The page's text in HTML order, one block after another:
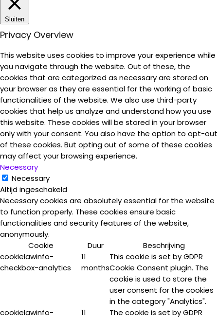
Sluiten
Privacy Overview
This website uses cookies to improve your experience while
you navigate through the website. Out of these, the
cookies that are categorized as necessary are stored on
your browser as they are essential for the working of basic
functionalities of the website. We also use third-party
cookies that help us analyze and understand how you use
this website. These cookies will be stored in your browser
only with your consent. You also have the option to opt-out
of these cookies. But opting out of some of these cookies
may affect your browsing experience.
Necessary
Necessary
Altijd ingeschakeld
Necessary cookies are absolutely essential for the website
to function properly. These cookies ensure basic
functionalities and security features of the website,
anonymously.
Cookie
Duur
Beschrijving
cookielawinfo-
checkbox-analytics
11
months
This cookie is set by GDPR
Cookie Consent plugin. The
cookie is used to store the
user consent for the cookies
in the category "Analytics".
cookielawinfo-
11
The cookie is set by GDPR